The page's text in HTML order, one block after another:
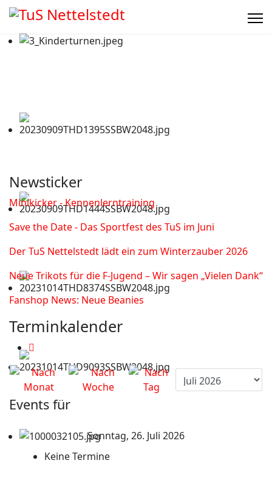
Newsticker
Minikicker - Kennenlerntraining
Save the Date - Das Sportfest des TuS im Juni
Der TuS Nettelstedt lädt ein zum Winterzauber 2026
Neue Trikots für die F-Jugend – Wir sagen „Vielen Dank“
Fanshop News: Neue Beanies
Terminkalender
Events für
Sonntag, 26. Juli 2026
Keine Termine